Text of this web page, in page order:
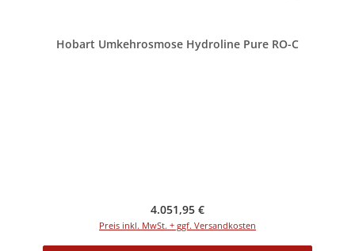
Hobart Umkehrosmose Hydroline Pure RO-C
Regulärer Preis:
4.051,95 €
Preis inkl. MwSt. + ggf. Versandkosten